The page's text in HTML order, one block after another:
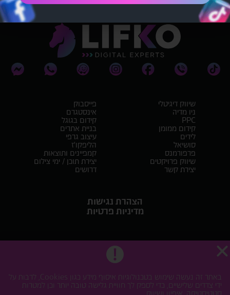
שיווק דיגיטלי
ניו מדיה
PPC
קידום ממומן
לידים
סושיאל
פרפורמנס
שיווק פרויקטים
יצירת קשר
פייסבוק
אינסטגרם
קידום בגוגל
בניית אתרים
עיצוב גרפי
הליפקו'ז
קמפיינים ותוצאות
יצירת תוכן / ימי צילום
דרושים
הצהרת נגישות
מדיניות פרטיות
We build & design websites. what's your superpower? Lifko
Digital
באתר זה נעשה שימוש בטכנולוגיות איסוף מידע כגון Cookies, לרבות על
ידי צדדים שלישיים, כדי לספק לך חוויית גלישה טובה יותר וכן למטרות